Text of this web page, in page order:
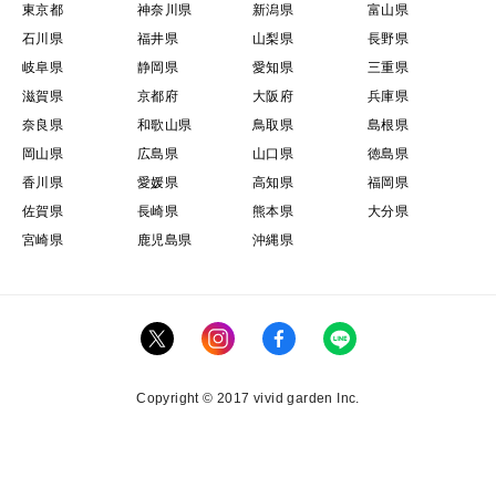
東京都
神奈川県 新潟県
富山県
石川県
福井県 山梨県
長野県
岐阜県
静岡県 愛知県
三重県
滋賀県
京都府 大阪府
兵庫県
奈良県
和歌山県 鳥取県
島根県
岡山県
広島県 山口県
徳島県
香川県
愛媛県 高知県
福岡県
佐賀県
長崎県 熊本県
大分県
宮崎県
鹿児島県 沖縄県
Copyright © 2017 vivid garden Inc.